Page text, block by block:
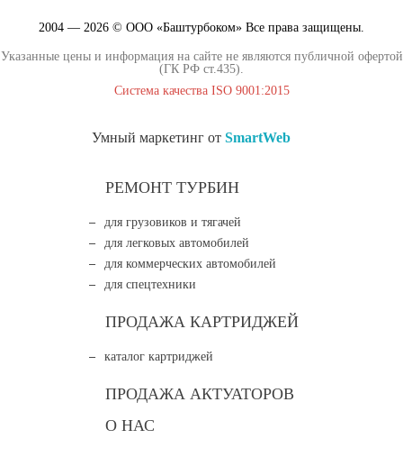
2004 — 2026 © ООО «Баштурбоком» Все права защищены.
Указанные цены и информация на сайте не являются публичной офертой
(ГК РФ ст.435).
Система качества ISO 9001:2015
Умный маркетинг от SmartWeb
РЕМОНТ ТУРБИН
для грузовиков и тягачей
для легковых автомобилей
для коммерческих автомобилей
для спецтехники
ПРОДАЖА КАРТРИДЖЕЙ
каталог картриджей
ПРОДАЖА АКТУАТОРОВ
О НАС